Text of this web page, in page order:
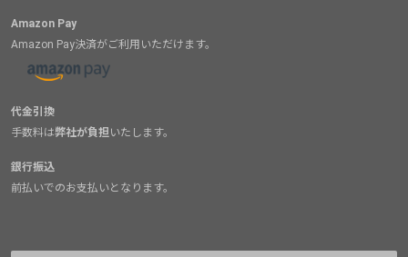
Amazon Pay
Amazon Pay決済がご利用いただけます。
代金引換
手数料は弊社が負担いたします。
銀行振込
前払いでのお支払いとなります。